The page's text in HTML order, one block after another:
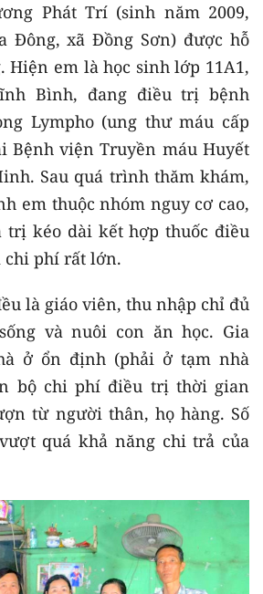
Phát Trí (sinh năm 2009,
Đông, xã Đồng Sơn) được hỗ
Hiện em là học sinh lớp 11A1,
Bình, đang điều trị bệnh
Lympho (ung thư máu cấp
Bệnh viện Truyền máu Huyết
Sau quá trình thăm khám,
em thuộc nhóm nguy cơ cao,
trị kéo dài kết hợp thuốc điều
phí rất lớn.
là giáo viên, thu nhập chỉ đủ
và nuôi con ăn học. Gia
ở ổn định (phải ở tạm nhà
bộ chi phí điều trị thời gian
từ người thân, họ hàng. Số
quá khả năng chi trả của